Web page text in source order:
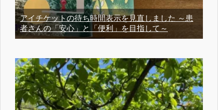
アイチケットの待ち時間表示を見直しました ～患
者さんの「安心」と「便利」を目指して～